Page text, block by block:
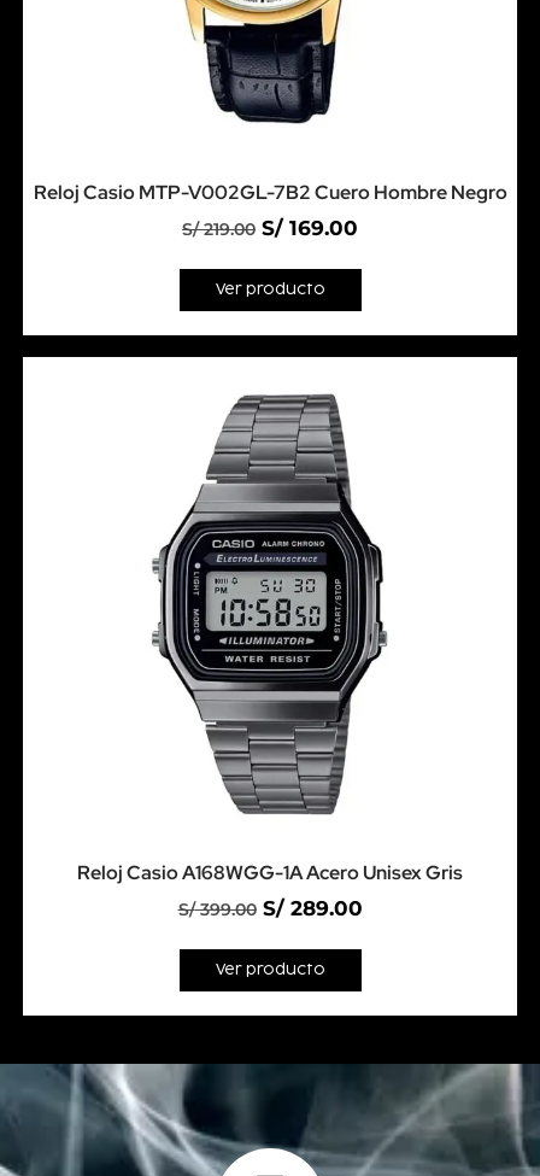
Reloj Casio MTP-V002GL-7B2 Cuero Hombre Negro
S/219.00 S/ 169.00
Ver producto
Reloj Casio A168WGG-1A Acero Unisex Gris
S/399.00 S/289.00
Ver producto